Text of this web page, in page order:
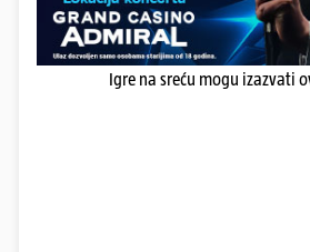
Igre na sreću mogu izazvati